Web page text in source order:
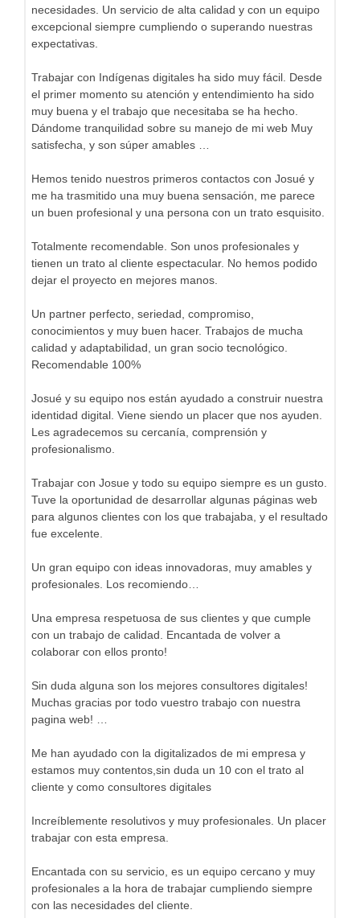
necesidades. Un servicio de alta calidad y con un equipo
excepcional siempre cumpliendo o superando nuestras
expectativas.
Trabajar con Indígenas digitales ha sido muy fácil. Desde
el primer momento su atención y entendimiento ha sido
muy buena y el trabajo que necesitaba se ha hecho.
Dándome tranquilidad sobre su manejo de mi web Muy
satisfecha, y son súper amables …
Hemos tenido nuestros primeros contactos con Josué y
me ha trasmitido una muy buena sensación, me parece
un buen profesional y una persona con un trato esquisito.
Totalmente recomendable. Son unos profesionales y
tienen un trato al cliente espectacular. No hemos podido
dejar el proyecto en mejores manos.
Un partner perfecto, seriedad, compromiso,
conocimientos y muy buen hacer. Trabajos de mucha
calidad y adaptabilidad, un gran socio tecnológico.
Recomendable 100%
Josué y su equipo nos están ayudado a construir nuestra
identidad digital. Viene siendo un placer que nos ayuden.
Les agradecemos su cercanía, comprensión y
profesionalismo.
Trabajar con Josue y todo su equipo siempre es un gusto.
Tuve la oportunidad de desarrollar algunas páginas web
para algunos clientes con los que trabajaba, y el resultado
fue excelente.
Un gran equipo con ideas innovadoras, muy amables y
profesionales. Los recomiendo…
Una empresa respetuosa de sus clientes y que cumple
con un trabajo de calidad. Encantada de volver a
colaborar con ellos pronto!
Sin duda alguna son los mejores consultores digitales!
Muchas gracias por todo vuestro trabajo con nuestra
pagina web! …
Me han ayudado con la digitalizados de mi empresa y
estamos muy contentos,sin duda un 10 con el trato al
cliente y como consultores digitales
Increíblemente resolutivos y muy profesionales. Un placer
trabajar con esta empresa.
Encantada con su servicio, es un equipo cercano y muy
profesionales a la hora de trabajar cumpliendo siempre
con las necesidades del cliente.